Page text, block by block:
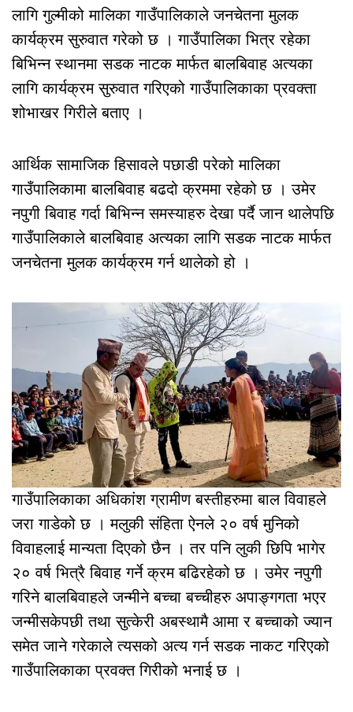
लागि गुल्मीको मालिका गाउँपालिकाले जनचेतना मुलक
कार्यक्रम सुरुवात गरेको छ । गाउँपालिका भित्र रहेका
बिभिन्न स्थानमा सडक नाटक मार्फत बालबिवाह अत्यका
लागि कार्यक्रम सुरुवात गरिएको गाउँपालिकाका प्रवक्ता
शोभाखर गिरीले बताए ।
आर्थिक सामाजिक हिसावले पछाडी परेको मालिका
गाउँपालिकामा बालबिवाह बढदो क्रममा रहेको छ । उमेर
नपुगी बिवाह गर्दा बिभिन्न समस्याहरु देखा पर्दै जान थालेपछि
गाउँपालिकाले बालबिवाह अत्यका लागि सडक नाटक मार्फत
जनचेतना मुलक कार्यक्रम गर्न थालेको हो ।
गाउँपालिकाका अधिकांश ग्रामीण बस्तीहरुमा बाल विवाहले
जरा गाडेको छ । मलुकी संहिता ऐनले २० वर्ष मुनिको
विवाहलाई मान्यता दिएको छैन । तर पनि लुकी छिपि भागेर
२० वर्ष भित्रै बिवाह गर्ने क्रम बढिरहेको छ । उमेर नपुगी
गरिने बालबिवाहले जन्मीने बच्चा बच्चीहरु अपाङ्गगता भएर
जन्मीसकेपछी तथा सुत्केरी अबस्थामै आमा र बच्चाको ज्यान
समेत जाने गरेकाले त्यसको अत्य गर्न सडक नाकट गरिएको
गाउँपालिकाका प्रवक्त गिरीको भनाई छ ।